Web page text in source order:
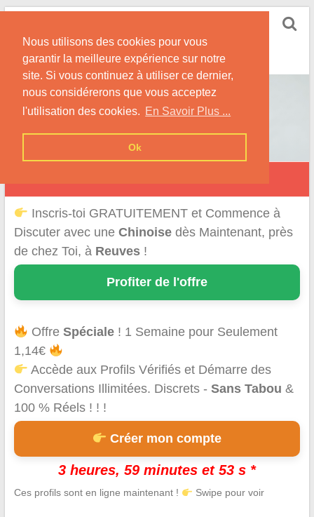
Nous utilisons des cookies pour vous
garantir la meilleure expérience sur notre
site. Si vous continuez à utiliser ce dernier,
nous considérerons que vous acceptez
l'utilisation des cookies. En Savoir Plus ...
Ok
Skip
content
Nos Conseils pour Rencontrer Une Femme
Originaire de Chine !
Inscris-toi GRATUITEMENT et Commence à
Discuter avec une Chinoisedès Maintenant, près
de chez Toi, à Reuves!
Profiter de l'offre
OffreSpéciale ! 1 Semaine pour Seulement
1,14€
Accède aux Profils Vérifiés et Démarre des
Conversations Illimitées. Discrets - Sans Tabou &
100 % Réels ! ! !
Créer mon compte
3 heures, 59 minutes et 53 s *
Ces profils sont en ligne maintenant ! Swipe pour voir